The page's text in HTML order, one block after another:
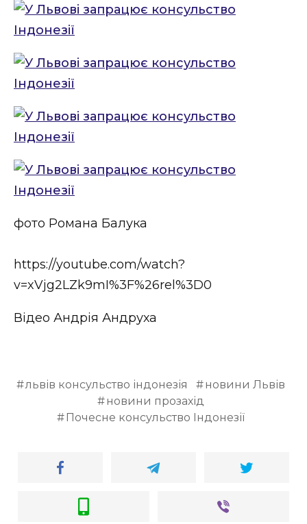
фото Романа Балука
https://youtube.com/watch?
v=xVjg2LZk9mI%3F%26rel%3D0
Відео Андрія Андруха
львів консульство індонезія
новини Львів
новини прозахід
Почесне консульство Індонезії